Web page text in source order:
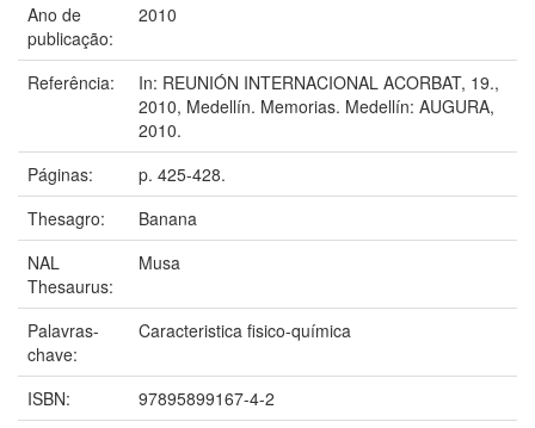
Ano de
publicação:
2010
Referência:
In: REUNIÓN INTERNACIONAL ACORBAT, 19.,
2010, Medellín. Memorias. Medellín: AUGURA,
2010.
Páginas:
p. 425-428.
Thesagro:
Banana
NAL
Thesaurus:
Musa
Palavras-
chave:
Caracteristica fisico-química
ISBN:
97895899167-4-2